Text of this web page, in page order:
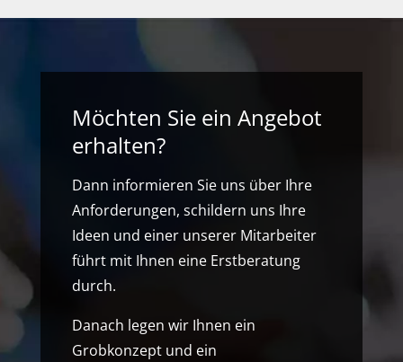
Möchten Sie ein Angebot
erhalten?
Dann informieren Sie uns über Ihre
Anforderungen, schildern uns Ihre
Ideen und einer unserer Mitarbeiter
führt mit Ihnen eine Erstberatung
durch.
Danach legen wir Ihnen ein
Grobkonzept und ein